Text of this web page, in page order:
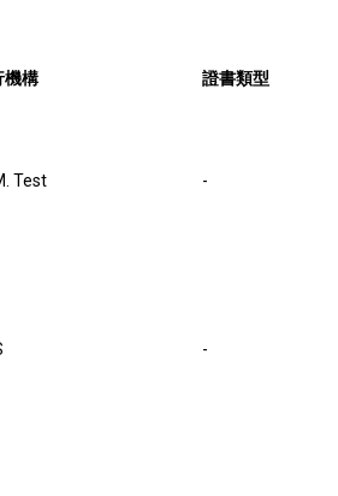
機構 證書類型
Test -
-